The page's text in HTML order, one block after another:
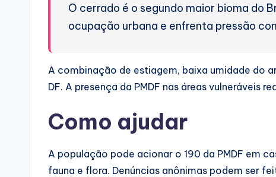
O cerrado é o segundo maior bioma do
ocupação urbana e enfrenta pressão
A combinação de estiagem, baixa umidade do
DF. A presença da PMDF nas áreas vulneráveis
Como ajudar
A população pode acionar o 190 da PMDF em
fauna e flora. Denúncias anônimas podem ser